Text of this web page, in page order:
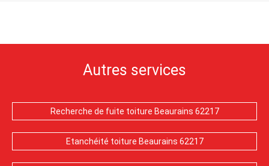
Autres services
Recherche de fuite toiture Beaurains 62217
Etanchéité toiture Beaurains 62217